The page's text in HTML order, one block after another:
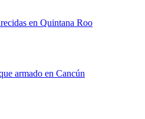
en Quintana Roo
armado en Cancún